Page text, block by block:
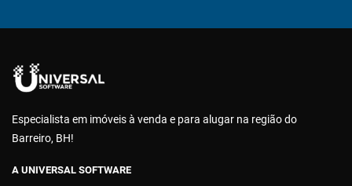
Especialista em imóveis à venda e para alugar na região do
Barreiro, BH!
A UNIVERSAL SOFTWARE